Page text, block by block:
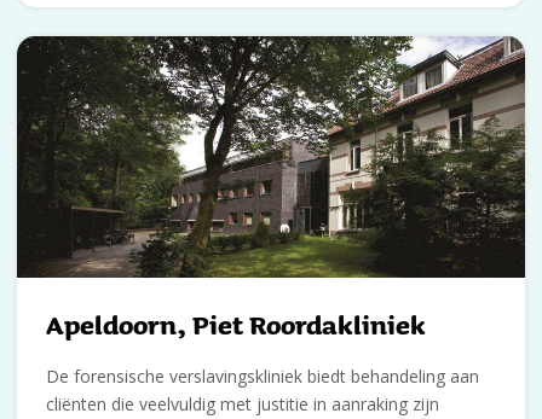
Apeldoorn, Piet Roordakliniek
De forensische verslavingskliniek biedt behandeling aan
cliënten die veelvuldig met justitie in aanraking zijn